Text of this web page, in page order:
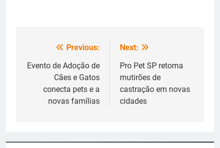
Navegação
de
Post
Previous:
Evento de Adoção de
Cães e Gatos
conecta pets e a
novas famílias
Next:
Pro Pet SP retoma
mutirões de
castração em novas
cidades